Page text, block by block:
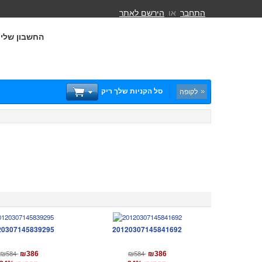
החשבון שלי
התחבר או הירשם לאתר
סל הקניות שלך ריק לקופה
₪584 ₪386
20120307145841692
₪584 ₪386